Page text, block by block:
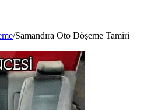
/Samandıra Oto Döşeme Tamiri